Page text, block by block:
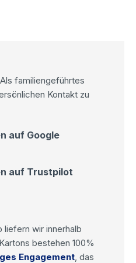
familiengeführtes
Kontakt zu
auf Google
auf Trustpilot
liefern wir innerhalb
bestehen 100%
Engagement, das